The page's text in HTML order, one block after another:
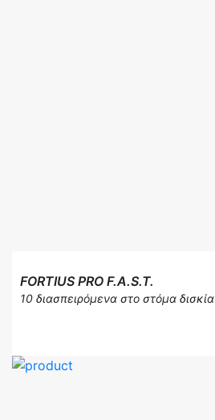
FORTIUS PRO F.A.S.T.
10 διασπειρόμενα στο στόμα δισκία